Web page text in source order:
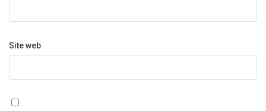
Site web